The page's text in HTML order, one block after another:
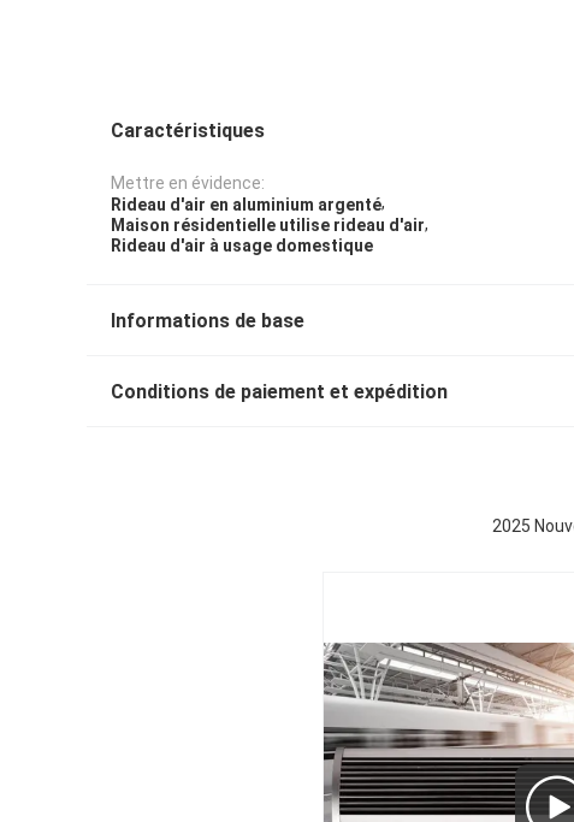
Caractéristiques
Mettre en évidence:
Rideau d'air en aluminium argenté,
Maison résidentielle utilise rideau d'air,
Rideau d'air à usage domestique
Informations de base
Conditions de paiement et expédition
2025